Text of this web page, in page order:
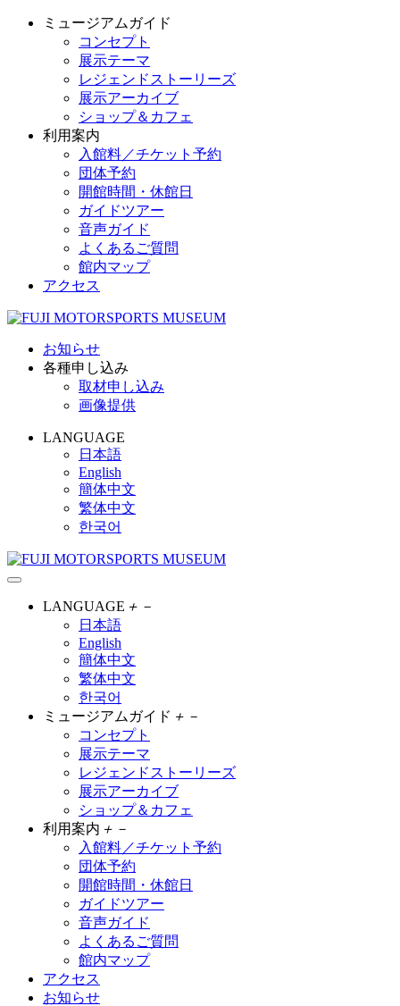
ミュージアムガイド
コンセプト
展示テーマ
レジェンドストーリーズ
展示アーカイブ
ショップ＆カフェ
利用案内
入館料／チケット予約
団体予約
開館時間・休館日
ガイドツアー
音声ガイド
よくあるご質問
館内マップ
アクセス
お知らせ
各種申し込み
取材申し込み
画像提供
LANGUAGE
日本語
English
簡体中文
繁体中文
한국어
LANGUAGE ＋ －
日本語
English
簡体中文
繁体中文
한국어
ミュージアムガイド ＋ －
コンセプト
展示テーマ
レジェンドストーリーズ
展示アーカイブ
ショップ＆カフェ
利用案内 ＋ －
入館料／チケット予約
団体予約
開館時間・休館日
ガイドツアー
音声ガイド
よくあるご質問
館内マップ
アクセス
お知らせ